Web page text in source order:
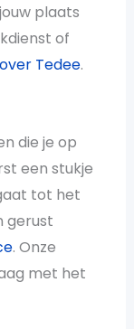
plaats
of
Tedee.
die je op
een stukje
tot het
gerust
. Onze
met het